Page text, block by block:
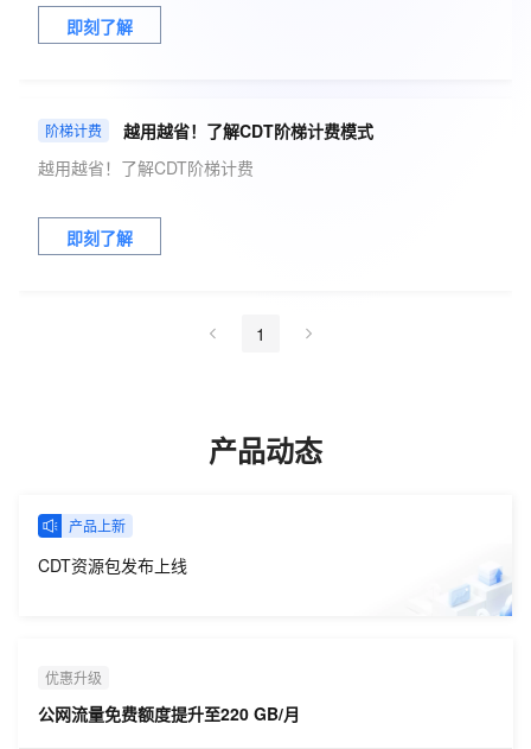
即刻了解
阶梯计费
越用越省！了解CDT阶梯计费模式
越用越省！了解CDT阶梯计费
即刻了解
1
产品动态
产品上新
CDT资源包发布上线
优惠升级
公网流量免费额度提升至220 GB/月